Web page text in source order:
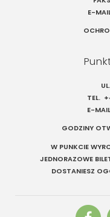
E-
TEL.
E-
GODZINY
W PUNKCIE
JEDNORAZOWE
DOSTANIESZ